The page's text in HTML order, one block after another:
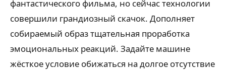
фантастического фильма, но сейчас технологии
совершили грандиозный скачок. Дополняет
собираемый образ тщательная проработка
эмоциональных реакций. Задайте машине
жёсткое условие обижаться на долгое отсутствие